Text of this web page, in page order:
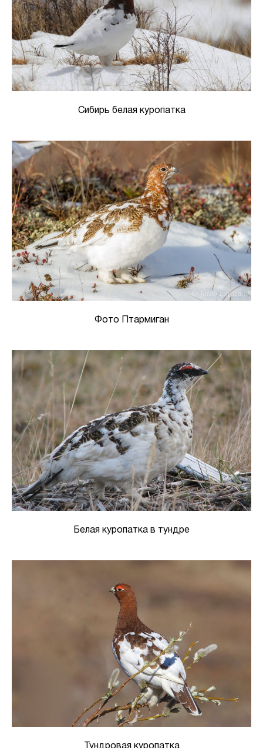
Сибирь белая куропатка
Фото Птармиган
Белая куропатка в тундре